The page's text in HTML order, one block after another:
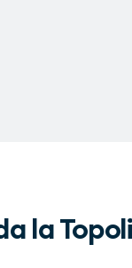
la